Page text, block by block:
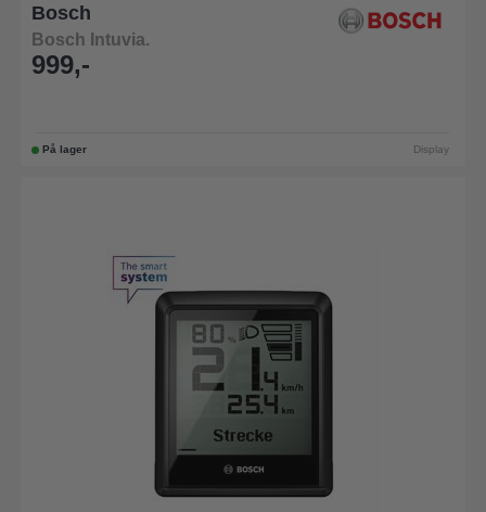
Bosch
Bosch Intuvia.
999,-
På lager Display